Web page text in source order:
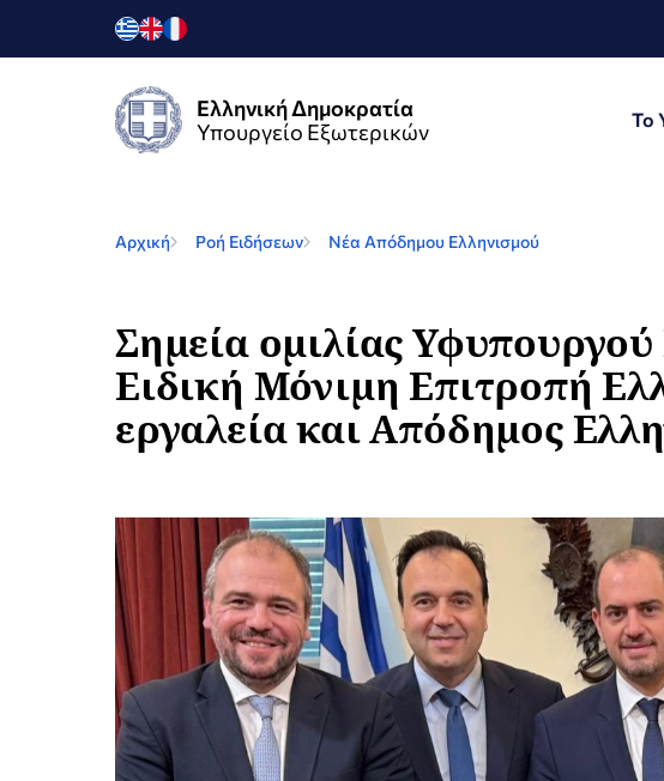
Ελληνική Δημοκρατία
Υπουργείο Εξωτερικών
Το
Αρχική Ροή Ειδήσεων Nέα Απόδημου Ελληνισμού
Σημεία ομιλίας
Ειδική Μόνιμη Επιτροπή
εργαλεία και Απόδημος